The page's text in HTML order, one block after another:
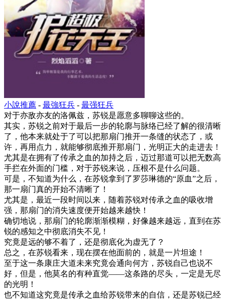
小說推薦 - 最強狂兵 - 最强狂兵
对于亦敌亦友的洛佩兹，苏锐是愿意多聊聊这些的。
其实，苏锐之前对于最后一步的轮廓与脉络已经了解的很清晰
了，他本来就处于了可以把那扇门推开一条缝的状态了，或
许，再用点力，就能够彻底推开那扇门，光明正大的走进去！
尤其是在拥有了传承之血的加持之后，迈过那道可以把无数高
手拦在外面的门槛，对于苏锐来说，压根不是什么问题。
可是，不知道为什么，在苏锐拿到了罗莎琳德的“原血”之后，
那一扇门真的开始不清晰了！
尤其是，最近一段时间以来，随着苏锐对传承之血的吸收增
强，那扇门的消失速度便开始越来越快！
确切地说，那扇门的轮廓渐渐模糊，好像越来越远，直到在苏
锐的感知之中彻底消失不见！
究竟是远的够不着了，还是彻底化为虚无了？
总之，在苏锐看来，现在摆在他面前的，就是一片坦途！
至于这一条康庄大道未来究竟会通向何方，苏锐自己也说不
好，但是，他莫名的有种直觉——这条路的尽头，一定是无尽
的光明！
也不知道这究竟是传承之血给苏锐带来的自信，还是苏锐已经